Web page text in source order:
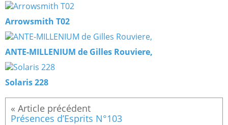
Arrowsmith T02
ANTE-MILLENIUM de Gilles Rouviere,
Solaris 228
Présences d’Esprits N°103